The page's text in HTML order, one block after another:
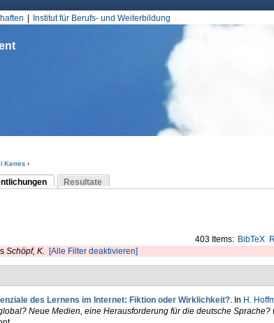
Institut für Berufs- und Weiterbildung
Kerres›
Resultate
403 Items: BibTeX
Schöpf, K. [Alle Filter deaktivieren]
des Lernens im Internet: Fiktion oder Wirklichkeit?. In H.
Neue Medien, eine Herausforderung für die deutsche Sprache?